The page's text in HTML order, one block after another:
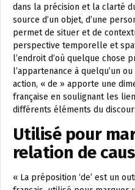
dans la précision et la clarté
source d’un objet, d’une
permet de situer et de
perspective temporelle et
l’endroit d’où quelque chose
l’appartenance à quelqu’un
action, « de » apporte une
française en soulignant les
différents éléments du
Utilisé pour
relation de
« La préposition ‘de’ est un